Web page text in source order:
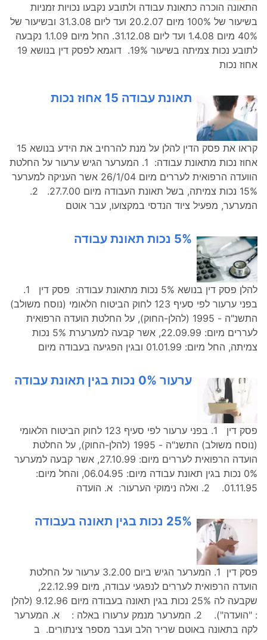
התאונה הוכרה כתאונת עבודה ולתובע נקבעו נכויות זמניות
בשיעור של 100% מיום 20.2.07 ועד ליום 31.3.08 ובשיעור של
40% מיום 1.4.08 ועד ליום 31.12.08. החל מיום 1.1.09 נקבעה
לתובע נכות צמיתה בשיעור 19%. דוגמא לפסק דין בנושא 19
אחוז נכות
תאונת עבודה 15 אחוז נכות
קראו את פסק הדין להלן על מנת להרחיב את הידע בנושא 15
אחוז נכות מתאונת עבודה: 1. המערער הגיש ערעור על החלטת
הוועדה הרפואית לעררים מיום 26/1/04 אשר העניקה למערער
15% נכות צמיתה, בשל תאונת העבודה מיום 27.7.00. 2.
המערער, מפעיל ציוד הנדסי במקצועו, עבר אוטם
5% נכות תאונת עבודה
להלן פסק דין בנושא 5% נכות מתאונת עבודה: פסק דין 1.
בפני ערעור לפי סעיף 123 לחוק הביטוח הלאומי (נוסח משולב)
התשנ"ה - 1995 (להלן-החוק), על החלטת הועדה הרפואית
לעררים מיום: 22.09.99, אשר קבעה למערערת 5% נכות
צמיתה, החל מיום: 01.01.99 ובגין הפגיעה בעבודה מיום
ערעור 0% נכות בגין תאונת עבודה
פסק דין 1. בפני ערעור לפי סעיף 123 לחוק הביטוח הלאומי
(נוסח משולב) התשנ"ה - 1995 (להלן-החוק), על החלטת
הועדה הרפואית לעררים מיום: 27.10.99, אשר קבעה למערער
0% נכות בגין תאונת עבודה מיום: 06.04.95, והחל מיום:
01.11.95. 2. ואלה נימוקי הערעור: א. הועדה
25% נכות בגין תאונה בעבודה
פסק דין 1. המערער הגיש ביום 3.2.00 ערעור על החלטת
הועדה הרפואית לעררים לנפגעי עבודה, מיום 22.12.99,
שקבעה לה 25% נכות בגין תאונה בעבודה מיום 9.12.96 (להלן
: "הועדה"). 2. המערער מנמק ערעורו באלה : א. המערער
לקה בתאונה באוטם שריר הלב ועבר מספר צינתורים. ב